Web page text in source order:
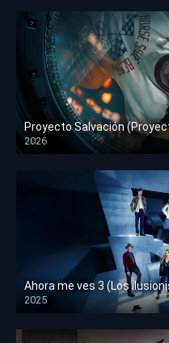
Proyecto Salvación
2026
HD 1080p
Ahora me ves 3 (Los
2025
HD 1080p